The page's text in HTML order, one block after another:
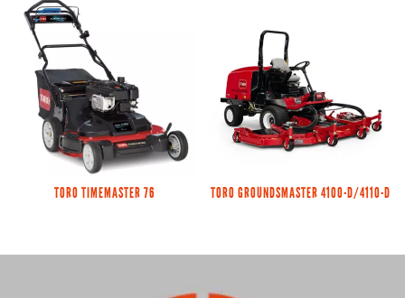
TORO TIMEMASTER 76 TORO GROUNDSMASTER 4100-D/4110-D